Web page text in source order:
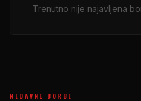
Trenutno nije najavljena
NEDAVNE BORBE